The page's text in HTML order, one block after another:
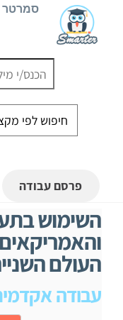
סמרטר
פרסם עבודה
השימוש
העולם
עבודה